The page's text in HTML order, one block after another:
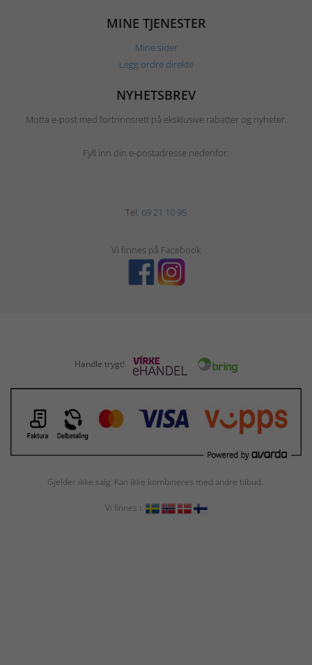
MINE TJENESTER
Mine sider
Legg ordre direkte
NYHETSBREV
Motta e-post med fortrinnsrett på eksklusive rabatter og nyheter.
Fyll inn din e-postadresse nedenfor.
Tel: 69 21 10 95
Vi finnes på Facebook
Handle trygt!
Gjelder ikke salg. Kan ikke kombineres med andre tilbud.
Vi finnes i: